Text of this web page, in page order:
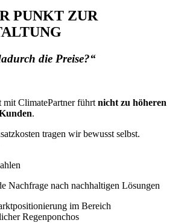
PUNKT ZUR
die Preise?“
mit ClimatePartner führt nicht zu höheren
.
tragen wir bewusst selbst.
Nachfrage nach nachhaltigen Lösungen
im Bereich
Regenponchos